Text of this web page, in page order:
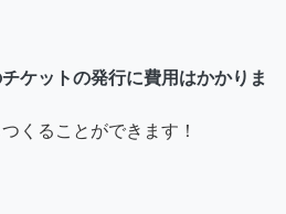
ケットの発行に費用はかかりま
くることができます！